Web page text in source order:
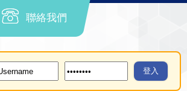
聯絡我們